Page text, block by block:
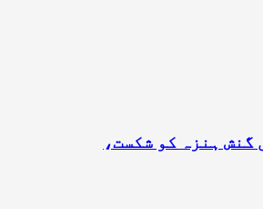
ہنزہ کو شکست،